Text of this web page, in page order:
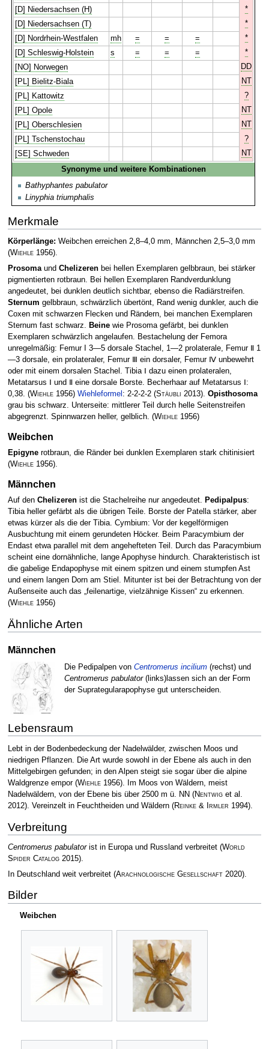
[D] Niedersachsen (H)
*
[D] Niedersachsen (T)
*
[D] Nordrhein-Westfalen
mh = = =
*
[D] Schleswig-Holstein
s = = =
*
[NO] Norwegen
DD
[PL] Bielitz-Biala
NT
[PL] Kattowitz
?
[PL] Opole
NT
[PL] Oberschlesien
NT
[PL] Tschenstochau
?
[SE] Schweden
NT
Synonyme und weitere Kombinationen
Bathyphantes pabulator
Linyphia triumphalis
Merkmale
Körperlänge: Weibchen erreichen 2,8–4,0 mm, Männchen 2,5–3,0 mm
(Wiehle1956).
Prosomaund Chelizerenbei hellen Exemplaren gelbbraun, bei stärker
pigmentierten rotbraun. Bei hellen Exemplaren Randverdunklung
angedeutet, bei dunklen deutlich sichtbar, ebenso die Radiärstreifen.
Sternum gelbbraun, schwärzlich übertönt, Rand wenig dunkler, auch die
Coxen mit schwarzen Flecken und Rändern, bei manchen Exem­plaren
Sternum fast schwarz.
Beinewie Prosoma gefärbt, bei dunklen
Exemplaren schwärzlich angelaufen. Bestachelung der Femora
unregelmäßig: Femur I 3—5 dorsale Stachel, 1—2 prolaterale, Femur Ⅱ 1
—3 dorsale, ein prolateraler, Femur Ⅲ ein dorsaler, Femur Ⅳ unbewehrt
oder mit einem dorsalen Stachel. Tibia Ⅰ dazu einen prolateralen,
Metatarsus Ⅰ und Ⅱ eine dorsale Borste. Becherhaar auf Metatarsus Ⅰ:
0,38. (Wiehle1956) Wiehleformel : 2-2-2-2 (Stäubli 2013). Opisthosoma
grau bis schwarz. Unterseite: mittlerer Teil durch helle Seiten­streifen
abgegrenzt. Spinnwarzen heller, gelblich. (Wiehle1956)
Weibchen
Epigynerotbraun, die Ränder bei dunklen Exemplaren stark chitinisiert
(Wiehle1956).
Männchen
Auf den Chelizerenist die Stachelreihe nur angedeutet. Pedipalpus:
Tibia heller gefärbt als die übrigen Teile. Borste der Patella stärker, aber
etwas kürzer als die der Tibia. Cymbium: Vor der kegelförmigen
Ausbuchtung mit einem gerundeten Höcker. Beim Paracymbium der
Endast etwa parallel mit dem angehefteten Teil. Durch das Paracymbium
scheint eine dornähnliche, lange Apophyse hindurch. Charakteristisch ist
die gabelige Endapophyse mit einem spitzen und einem stumpfen Ast
und einem langen Dorn am Stiel. Mitunter ist bei der Betrachtung von der
Außenseite auch das „feilenartige, vielzähnige Kissen“ zu erkennen.
(Wiehle1956)
Ähnliche Arten
Männchen
Die Pedipalpen vonCentromerus incilium (rechst) und
Centromerus pabulator(links)lassen sich an der Form
der Suprategularapophyse gut unterscheiden.
Lebensraum
Lebt in der Bodenbedeckung der Nadelwälder, zwischen Moos und
niedrigen Pflanzen. Die Art wurde sowohl in der Ebene als auch in den
Mittelgebirgen gefunden; in den Alpen steigt sie sogar über die alpine
Waldgrenze empor (Wiehle1956). Im Moos von Wäldern, meist
Nadelwäldern, von der Ebene bis über 2500 m ü. NN (Nentwiget al.
2012). Vereinzelt in Feuchtheiden und Wäldern (Reinke & Irmler 1994).
Verbreitung
Centromerus pabulatorist in Europa und Russland verbreitet (World
Spider Catalog2015).
In Deutschland weit verbreitet (Arachnologische Gesellschaft2020).
Bilder
Weibchen